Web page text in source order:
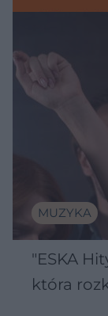
MUZYKA
"ESKA
która